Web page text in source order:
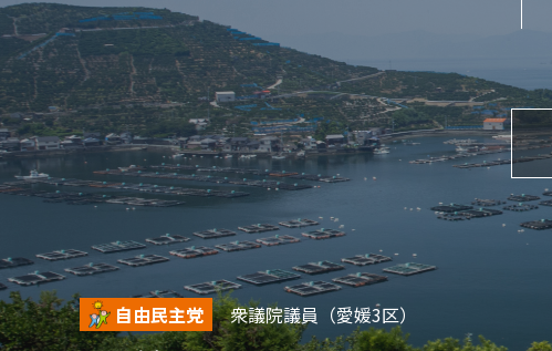
自由民主党 衆議院議員（愛媛3区）